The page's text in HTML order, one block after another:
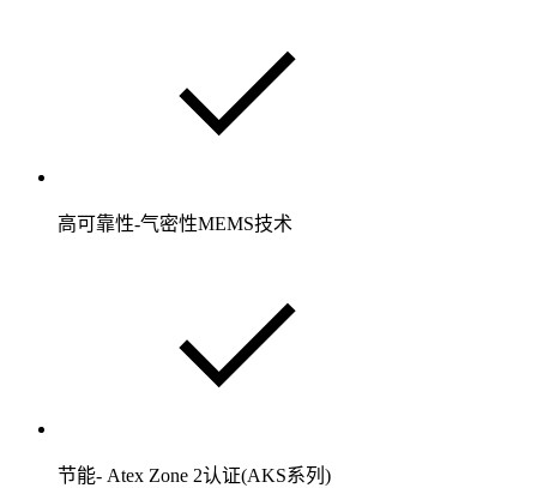
高可靠性-气密性MEMS技术
节能- Atex Zone 2认证(AKS系列)